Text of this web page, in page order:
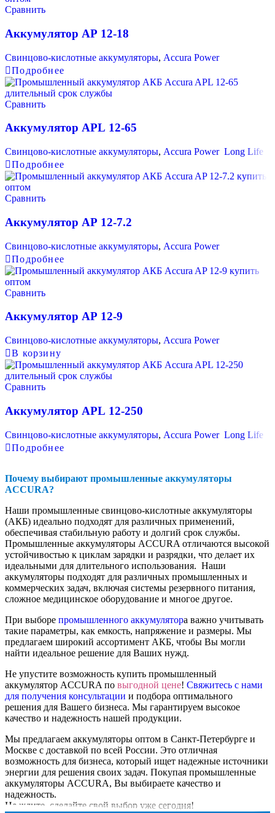
Сравнить
Аккумулятор AP 12-18
Свинцово-кислотные аккумуляторы, Accura Power
Подробнее
Сравнить
Аккумулятор APL 12-65
Свинцово-кислотные аккумуляторы, Accura Power Long Life
Подробнее
Сравнить
Аккумулятор AP 12-7.2
Свинцово-кислотные аккумуляторы, Accura Power
Подробнее
Сравнить
Аккумулятор AP 12-9
Свинцово-кислотные аккумуляторы, Accura Power
В корзину
Сравнить
Аккумулятор APL 12-250
Свинцово-кислотные аккумуляторы, Accura Power Long Life
Подробнее
Почему выбирают промышленные аккумуляторы
ACCURA?
Наши промышленные свинцово-кислотные аккумуляторы
(АКБ) идеально подходят для различных применений,
обеспечивая стабильную работу и долгий срок службы.
Промышленные аккумуляторы ACCURA отличаются высокой
устойчивостью к циклам зарядки и разрядки, что делает их
идеальными для длительного использования. Наши
аккумуляторы подходят для различных промышленных и
коммерческих задач, включая системы резервного питания,
сложное медицинское оборудование и многое другое.
При выборе промышленного аккумулятора важно учитывать
такие параметры, как емкость, напряжение и размеры. Мы
предлагаем широкий ассортимент АКБ, чтобы Вы могли
найти идеальное решение для Ваших нужд.
Не упустите возможность купить промышленный
аккумулятор ACCURA по выгодной цене! Свяжитесь с нами
для получения консультации и подбора оптимального
решения для Вашего бизнеса. Мы гарантируем высокое
качество и надежность нашей продукции.
Мы предлагаем аккумуляторы оптом в Санкт-Петербурге и
Москве с доставкой по всей России. Это отличная
возможность для бизнеса, который ищет надежные источники
энергии для решения своих задач. Покупая промышленные
аккумуляторы ACCURA, Вы выбираете качество и
надежность.
Не ждите, сделайте свой выбор уже сегодня!